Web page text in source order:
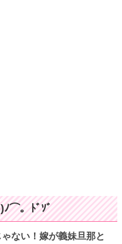
ﾉ⌒。ﾄﾞｿﾞ
ない！嫁が義妹旦那と